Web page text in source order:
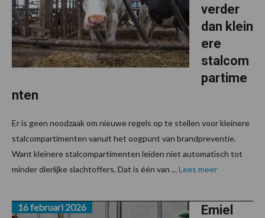
verder
dan klein
ere
stalcom
partime
nten
Er is geen noodzaak om nieuwe regels op te stellen voor kleinere
stalcompartimenten vanuit het oogpunt van brandpreventie.
Want kleinere stalcompartimenten leiden niet automatisch tot
minder dierlijke slachtoffers. Dat is één van ... Lees meer
Emiel
16 februari 2026